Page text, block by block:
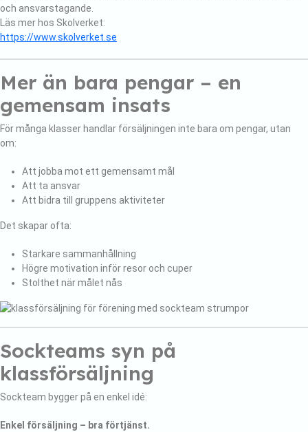
och ansvarstagande.
Läs mer hos Skolverket:
https://www.skolverket.se
Mer än bara pengar – en
gemensam insats
För många klasser handlar försäljningen inte bara om pengar, utan
om:
Att jobba mot ett gemensamt mål
Att ta ansvar
Att bidra till gruppens aktiviteter
Det skapar ofta:
Starkare sammanhållning
Högre motivation inför resor och cuper
Stolthet när målet nås
Sockteams syn på
klassförsäljning
Sockteam bygger på en enkel idé:
Enkel försäljning – bra förtjänst.